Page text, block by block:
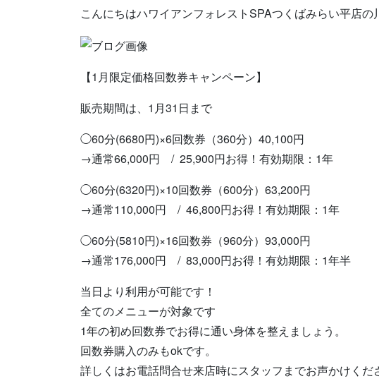
こんにちはハワイアンフォレストSPAつくばみらい平店の
【1月限定価格回数券キャンペーン】
販売期間は、1月31日まで
◯60分(6680円)×6回数券（360分）40,100円
→通常66,000円 / 25,900円お得！有効期限：1年
◯60分(6320円)×10回数券（600分）63,200円
→通常110,000円 / 46,800円お得！有効期限：1年
◯60分(5810円)×16回数券（960分）93,000円
→通常176,000円 / 83,000円お得！有効期限：1年半
当日より利用が可能です！
全てのメニューが対象です
1年の初め回数券でお得に通い身体を整えましょう。
回数券購入のみもokです。
詳しくはお電話問合せ来店時にスタッフまでお声かけくだ